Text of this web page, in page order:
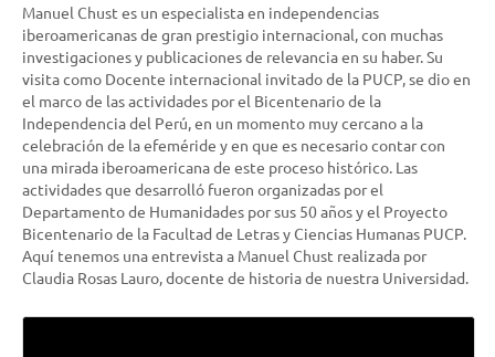
Manuel Chust es un especialista en independencias
iberoamericanas de gran prestigio internacional, con muchas
investigaciones y publicaciones de relevancia en su haber. Su
visita como Docente internacional invitado de la PUCP, se dio en
el marco de las actividades por el Bicentenario de la
Independencia del Perú, en un momento muy cercano a la
celebración de la efeméride y en que es necesario contar con
una mirada iberoamericana de este proceso histórico. Las
actividades que desarrolló fueron organizadas por el
Departamento de Humanidades por sus 50 años y el Proyecto
Bicentenario de la Facultad de Letras y Ciencias Humanas PUCP.
Aquí tenemos una entrevista a Manuel Chust realizada por
Claudia Rosas Lauro, docente de historia de nuestra Universidad.